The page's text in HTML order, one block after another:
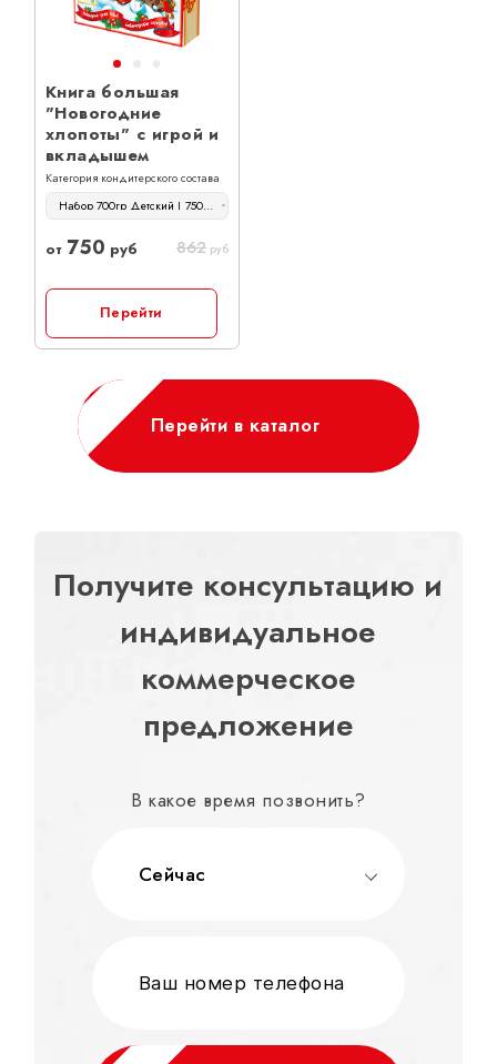
Книга большая
"Новогодние
хлопоты" с игрой и
вкладышем
Категория кондитерского состава
Набор 700гр Детский | 750 руб
от 750 руб 862 руб
Перейти
Перейти в каталог
Получите консультацию и
индивидуальное
коммерческое
предложение
В какое время позвонить?
Сейчас